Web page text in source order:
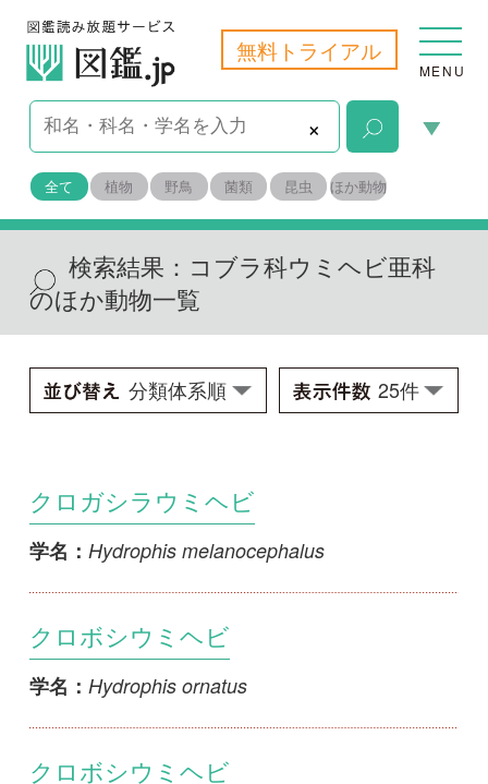
無料トライアル
MENU
×
全て 植物 野鳥 菌類 昆虫 ほか動物
検索結果：コブラ科ウミヘビ亜科
のほか動物一覧
クロガシラウミヘビ
クロボシウミヘビ
クロボシウミヘビ
学名： Hydrophis ornatus maresinensis
マダラウミヘビ